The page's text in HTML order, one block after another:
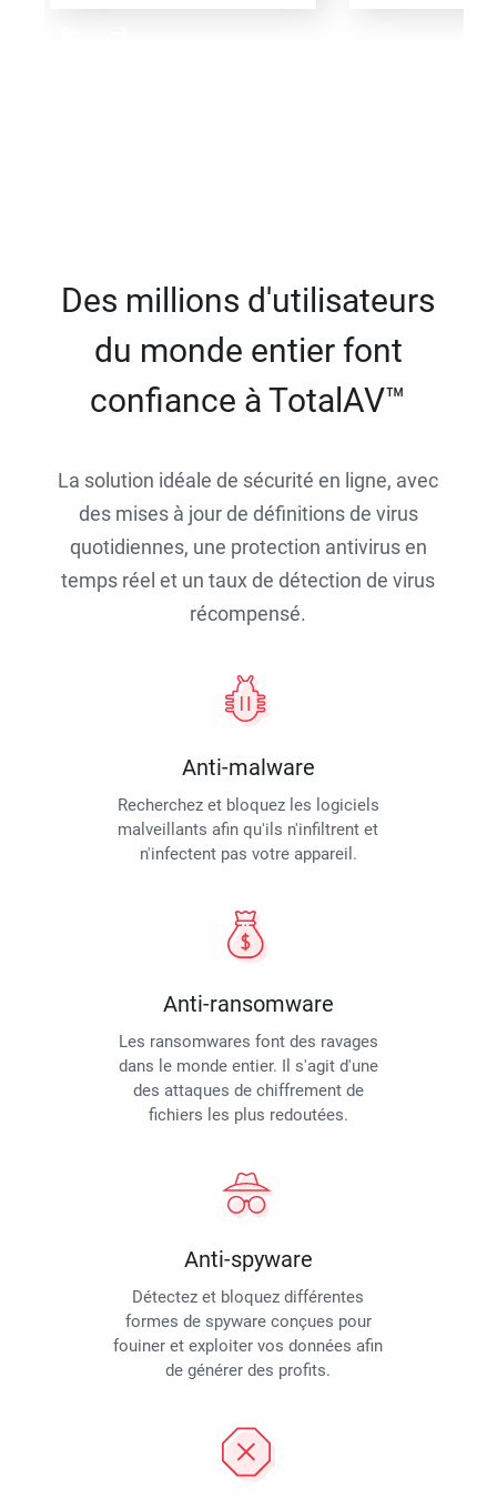
Des millions d'utilisateurs
du monde entier font
confiance à TotalAV™
La solution idéale de sécurité en ligne, avec
des mises à jour de définitions de virus
quotidiennes, une protection antivirus en
temps réel et un taux de détection de virus
récompensé.
Anti-malware
Recherchez et bloquez les logiciels
malveillants afin qu'ils n'infiltrent et
n'infectent pas votre appareil.
Anti-ransomware
Les ransomwares font des ravages
dans le monde entier. Il s'agit d'une
des attaques de chiffrement de
fichiers les plus redoutées.
Anti-spyware
Détectez et bloquez différentes
formes de spyware conçues pour
fouiner et exploiter vos données afin
de générer des profits.